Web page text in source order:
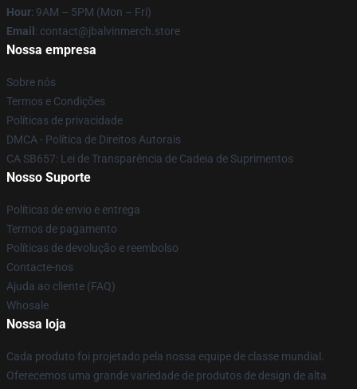
Hour: 9AM – 5PM (Mon – Fri)
Email : contact@jbalvinmerch.store
Nossa empresa
Sobre nós
Termos e Condições
Políticas de privacidade
DMCA - Política de Direitos Autorais
CA SB657: Lei de Transparência de Cadeia de Suprimentos
Nosso Suporte
Políticas de envio e entrega
Termos de pagamento
Políticas de devolução e reembolso
Contacte-nos
Ajuda ao cliente (FAQ)
Whosale
Nossa loja
Cada produto foi projetado pela nossa equipe de classe mundial.
Oferecemos uma grande variedade de produtos de design de alta